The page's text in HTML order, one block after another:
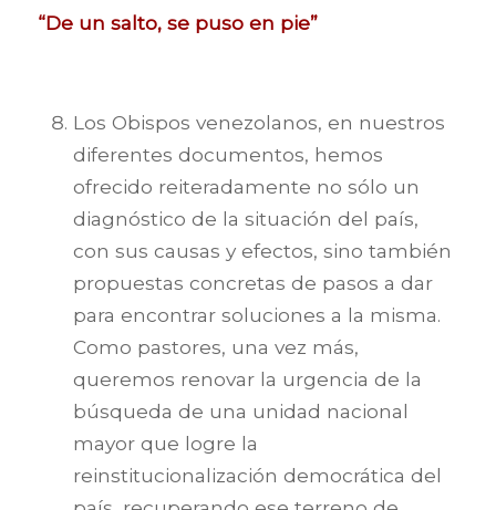
“De un salto, se puso en pie”
Los Obispos venezolanos, en nuestros
diferentes documentos, hemos
ofrecido reiteradamente no sólo un
diagnóstico de la situación del país,
con sus causas y efectos, sino también
propuestas concretas de pasos a dar
para encontrar soluciones a la misma.
Como pastores, una vez más,
queremos renovar la urgencia de la
búsqueda de una unidad nacional
mayor que logre la
reinstitucionalización democrática del